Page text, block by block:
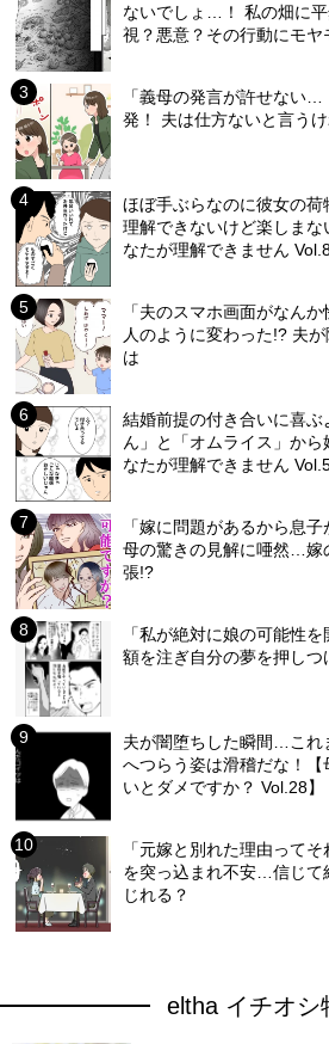
ないでしょ…！ 私の畑に
視？悪意？その行動にモ
「義母の発言が許せない
発！ 夫は仕方ないと言う
ほぼ手ぶらなのに彼女の
理解できないけど楽しま
なたが理解できません Vol.8
「夫のスマホ画面がなん
人のように変わった!? 夫
は
結婚前提の付き合いに喜
ん」と「オムライス」か
なたが理解できません Vol.5
「嫁に問題があるから息
母の驚きの見解に唖然…嫁
張!?
「私が絶対に娘の可能性
額を注ぎ自分の夢を押しつ
夫が闇堕ちした瞬間…これ
へつらう姿は滑稽だな！
いとダメですか？ Vol.28】
「元嫁と別れた理由って
を突っ込まれ不安…信じて
じれる？
eltha イチオシ